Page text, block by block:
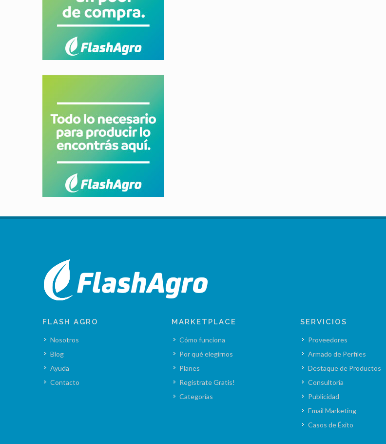
FLASH AGRO
Nosotros
Blog
Ayuda
Contacto
MARKETPLACE
Cómo funciona
Por qué elegirnos
Planes
Registrate Gratis!
Categorías
SERVICIOS
Proveedores
Armado de Perfiles
Destaque de Productos
Consultoría
Publicidad
Email Marketing
Casos de Éxito